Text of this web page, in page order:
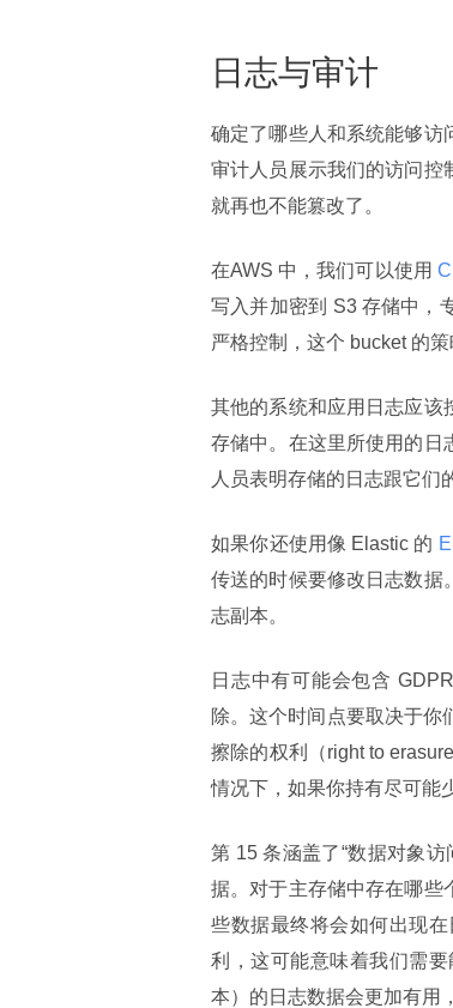
日志与审计
确定了哪些人和系统能够访
审计人员展示我们的访问控
就再也不能篡改了。
在AWS 中，我们可以使用
写入并加密到 S3 存储中，
严格控制，这个 bucket 的
其他的系统和应用日志应该
存储中。在这里所使用的日
人员表明存储的日志跟它们
如果你还使用像 Elastic 的
传送的时候要修改日志数据
志副本。
日志中有可能会包含
除。这个时间点要取决于你
擦除的权利（right to
情况下，如果你持有尽可能
第 15 条涵盖了“数据对象
据。对于主存储中存在哪些
些数据最终将会如何出现
利，这可能意味着我们需
本）的日志数据会更加有用